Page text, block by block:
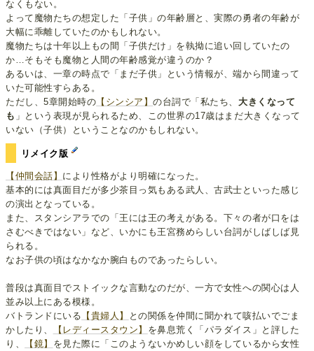
なくもない。
よって魔物たちの想定した「子供」の年齢層と、実際の勇者の年齢が
大幅に乖離していたのかもしれない。
魔物たちは十年以上もの間「子供だけ」を執拗に追い回していたの
か…そもそも魔物と人間の年齢感覚が違うのか？
あるいは、一章の時点で「まだ子供」という情報が、端から間違って
いた可能性すらある。
ただし、5章開始時の 【シンシア】の台詞で「私たち、大きくなって
も 」という表現が見られるため、この世界の17歳はまだ大きくなって
いない（子供）ということなのかもしれない。
リメイク版
【仲間会話】 により性格がより明確になった。
基本的には真面目だが多少茶目っ気もある武人、古武士といった感じ
の演出となっている。
また、スタンシアラでの「王には王の考えがある。下々の者が口をは
さむべきではない」など、いかにも王宮務めらしい台詞がしばしば見
られる。
なお子供の頃はなかなか腕白ものであったらしい。
普段は真面目でストイックな言動なのだが、一方で女性への関心は人
並み以上にある模様。
バトランドにいる 【貴婦人】
との関係を仲間に聞かれて咳払いでごま
かしたり、
【レディースタウン】 を鼻息荒く「パラダイス」と評した
り、
【鏡】 を見た際に「このようないかめしい顔をしているから女性